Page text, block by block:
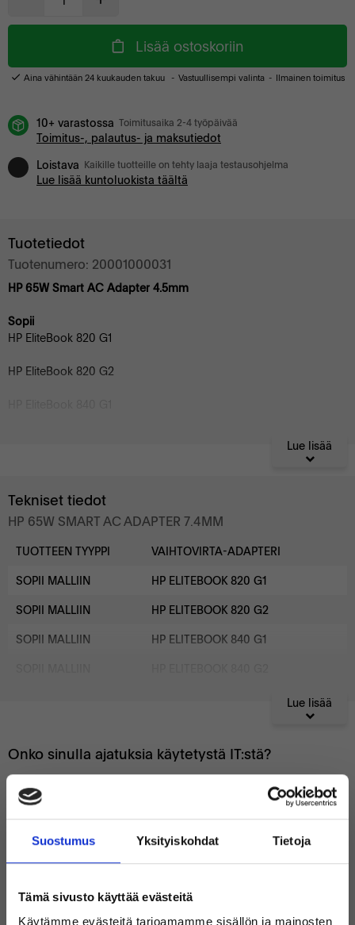
Suostumus Yksityiskohdat Tietoja
Tämä sivusto käyttää evästeitä
Käytämme evästeitä tarjoamamme sisällön ja mainosten
Lisää ostoskoriin
Aina vähintään 24 kuukauden takuu Vastuullisempi valinta Ilmainen toimitus
10+ varastossa Toimitusaika 2-4 työpäivää
Toimitus-, palautus- ja maksutiedot
Loistava Kaikille tuotteille on tehty laaja testausohjelma
Lue lisää kuntoluokista täältä
Tuotetiedot
Tuotenumero: 20001000031
HP 65W Smart AC Adapter 4.5mm
Sopii
HP EliteBook 820 G1
HP EliteBook 820 G2
Lue lisää
Tekniset tiedot
HP 65W SMART AC ADAPTER 7.4MM
TUOTTEEN TYYPPI
VAIHTOVIRTA-ADAPTERI
SOPII MALLIIN
HP ELITEBOOK 820 G1
SOPII MALLIIN
HP ELITEBOOK 820 G2
SOPII MALLIIN
HP ELITEBOOK 840 G1
Lue lisää
Onko sinulla ajatuksia käytetystä IT:stä?
Millaisessa kunnossa käytetyt laitteet ovat?